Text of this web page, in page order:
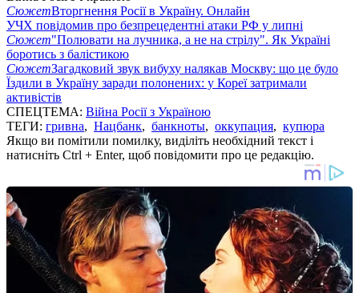
СюжетВторгнення Росії в Україну. Онлайн
УЧХ повідомив про безпрецедентні атаки РФ у липні
Сюжет"Полювати на лучника, а не на стрілу". Як Україні
боротись з балістикою
СюжетЗагадковий звук вибуху налякав Москву: що це було
Їздили в Україну заради полонених: у Кореї затримали
активістів
СПЕЦТЕМА: Війна Росії з Україною
ТЕГИ: гривна, Нацбанк, банкноты, оккупация, купюра
Якщо ви помітили помилку, виділіть необхідний текст і
натисніть Ctrl + Enter, щоб повідомити про це редакцію.